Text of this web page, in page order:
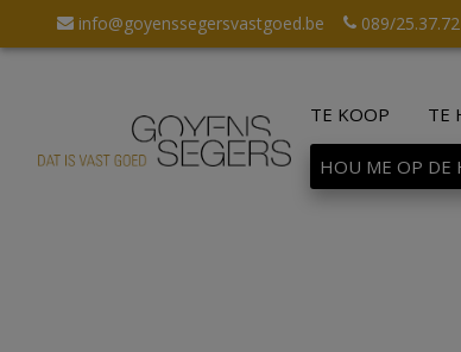
info@goyenssegersvastgoed.be 089/25.37.72
TE KOOP TE
HOU ME OP DE